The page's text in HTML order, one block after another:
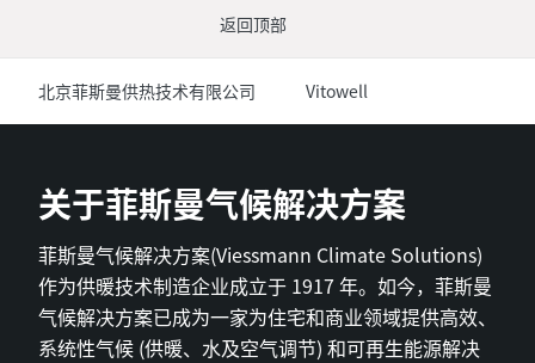
返回顶部
北京菲斯曼供热技术有限公司 Vitowell
关于菲斯曼气候解决方案
菲斯曼气候解决方案(Viessmann Climate Solutions)
作为供暖技术制造企业成立于 1917 年。如今，菲斯曼
气候解决方案已成为一家为住宅和商业领域提供高效、
系统性气候 (供暖、水及空气调节) 和可再生能源解决